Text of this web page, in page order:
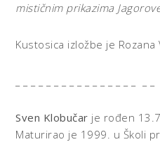
mističnim prikazima
Kustosica izložbe je Rozana
Sven Klobučar je rođen
Maturirao je 1999. u Školi